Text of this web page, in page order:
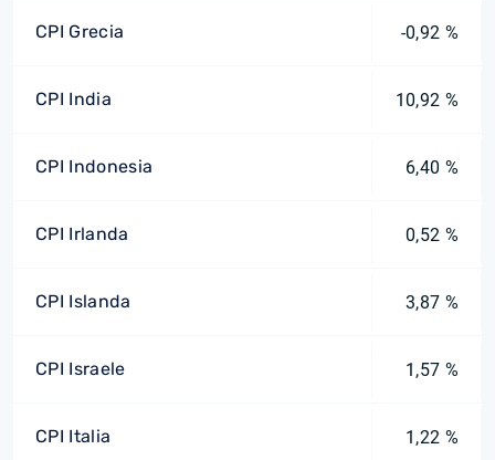
CPI Grecia -0,92 %
CPI India 10,92 %
CPI Indonesia 6,40 %
CPI Irlanda 0,52 %
CPI Islanda 3,87 %
CPI Israele 1,57 %
CPI Italia 1,22 %